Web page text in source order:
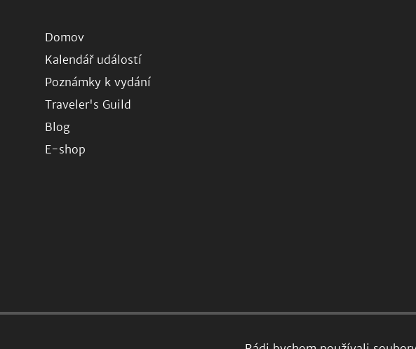
Domov
Kalendář událostí
Poznámky k vydání
Traveler's Guild
Blog
E-shop